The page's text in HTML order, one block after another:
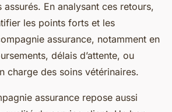
En analysant ces retours,
les points forts et les
assurance, notamment en
délais d’attente, ou
charge des soins vétérinaires.
assurance repose aussi